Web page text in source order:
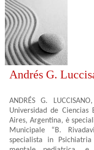
Andrés G.
ANDRÉS G.
Universidad de Ciencias
Aires, Argentina, è
Municipale “B.
specialista in